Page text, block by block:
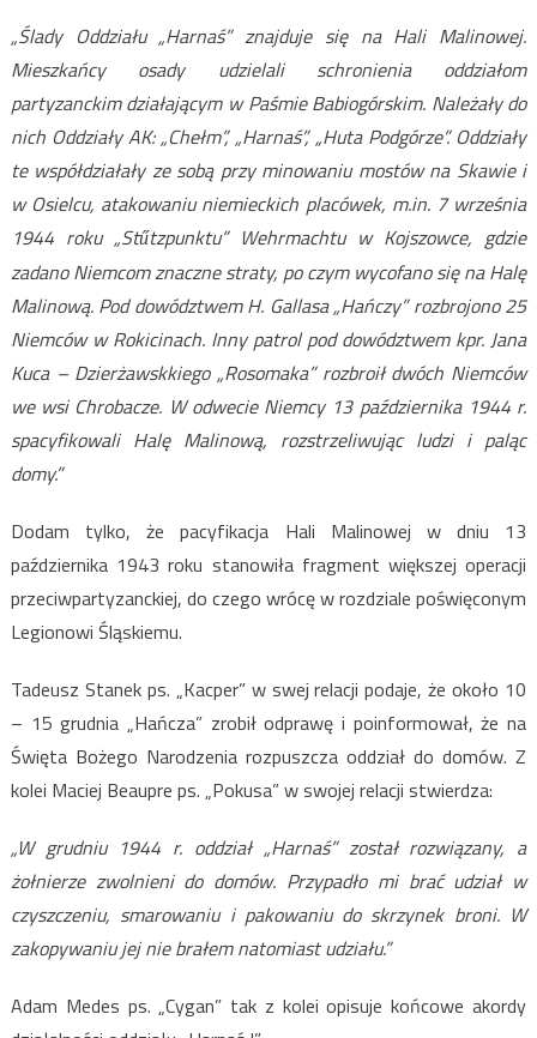
„Ślady Oddziału „Harnaś” znajduje się na Hali Malinowej.
Mieszkańcy osady udzielali schronienia oddziałom
partyzanckim działającym w Paśmie Babiogórskim. Należały do
nich Oddziały AK: „Chełm”, „Harnaś”, „Huta Podgórze”. Oddziały
te współdziałały ze sobą przy minowaniu mostów na Skawie i
w Osielcu, atakowaniu niemieckich placówek, m.in. 7 września
1944 roku „Stűtzpunktu” Wehrmachtu w Kojszowce, gdzie
zadano Niemcom znaczne straty, po czym wycofano się na Halę
Malinową. Pod dowództwem H. Gallasa „Hańczy” rozbrojono 25
Niemców w Rokicinach. Inny patrol pod dowództwem kpr. Jana
Kuca – Dzierżawskkiego „Rosomaka” rozbroił dwóch Niemców
we wsi Chrobacze. W odwecie Niemcy 13 października 1944 r.
spacyfikowali Halę Malinową, rozstrzeliwując ludzi i paląc
domy.”
Dodam tylko, że pacyfikacja Hali Malinowej w dniu 13
października 1943 roku stanowiła fragment większej operacji
przeciwpartyzanckiej, do czego wrócę w rozdziale poświęconym
Legionowi Śląskiemu.
Tadeusz Stanek ps. „Kacper” w swej relacji podaje, że około 10
– 15 grudnia „Hańcza” zrobił odprawę i poinformował, że na
Święta Bożego Narodzenia rozpuszcza oddział do domów. Z
kolei Maciej Beaupre ps. „Pokusa” w swojej relacji stwierdza:
„W grudniu 1944 r. oddział „Harnaś” został rozwiązany, a
żołnierze zwolnieni do domów. Przypadło mi brać udział w
czyszczeniu, smarowaniu i pakowaniu do skrzynek broni. W
zakopywaniu jej nie brałem natomiast udziału.”
Adam Medes ps. „Cygan” tak z kolei opisuje końcowe akordy